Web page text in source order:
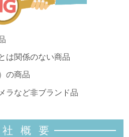
は関係のない商品
の商品
ラなど非ブランド品
概 要